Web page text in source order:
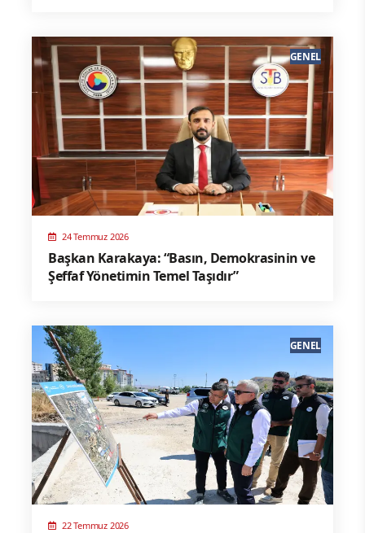
24 Temmuz 2026
Başkan Karakaya: “Basın, Demokrasinin ve
Şeffaf Yönetimin Temel Taşıdır”
GENEL
22 Temmuz 2026
GENEL